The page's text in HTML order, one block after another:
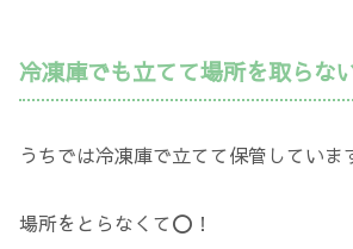
冷凍庫でも立てて場所を取らな
うちでは冷凍庫で立てて保管していま
場所をとらなくて⭕️！